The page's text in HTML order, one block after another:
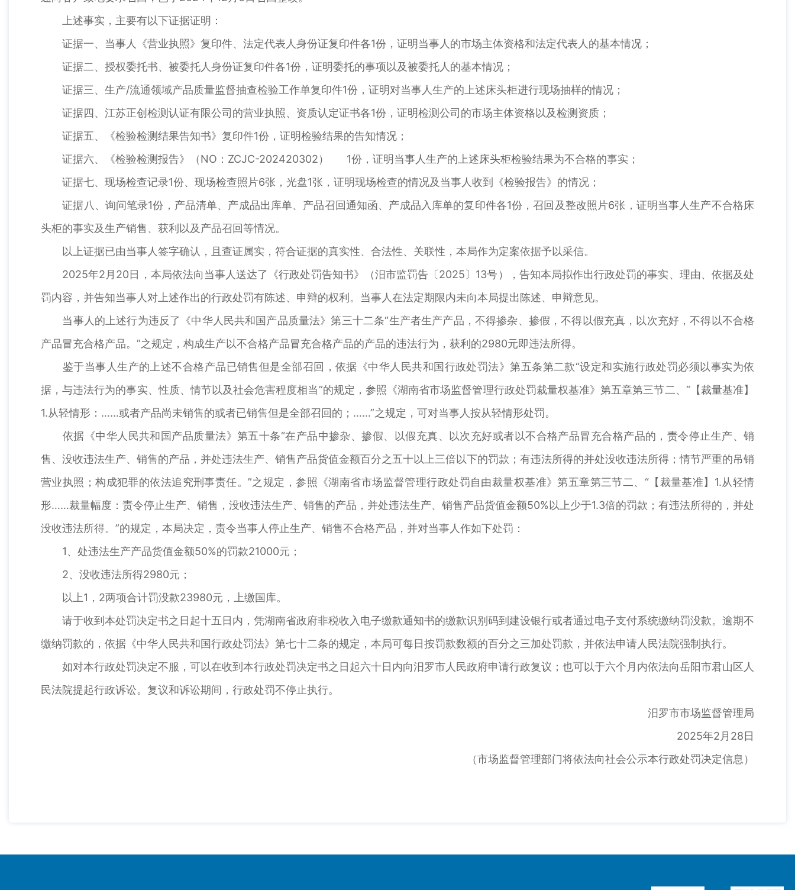
上述事实，主要有以下证据证明：
证据一、当事人《营业执照》复印件、法定代表人身份证复印件各1份，证明当事人的市场主体资格和法定代表人的基本情况；
证据二、授权委托书、被委托人身份证复印件各1份，证明委托的事项以及被委托人的基本情况；
证据三、生产/流通领域产品质量监督抽查检验工作单复印件1份，证明对当事人生产的上述床头柜进行现场抽样的情况；
证据四、江苏正创检测认证有限公司的营业执照、资质认定证书各1份，证明检测公司的市场主体资格以及检测资质；
证据五、《检验检测结果告知书》复印件1份，证明检验结果的告知情况；
证据六、《检验检测报告》（NO：ZCJC-202420302） 1份，证明当事人生产的上述床头柜检验结果为不合格的事实；
证据七、现场检查记录1份、现场检查照片6张，光盘1张，证明现场检查的情况及当事人收到《检验报告》的情况；
证据八、询问笔录1份，产品清单、产成品出库单、产品召回通知函、产成品入库单的复印件各1份，召回及整改照片6张，证明当事人生产不合格床
头柜的事实及生产销售、获利以及产品召回等情况。
以上证据已由当事人签字确认，且查证属实，符合证据的真实性、合法性、关联性，本局作为定案依据予以采信。
2025年2月20日，本局依法向当事人送达了《行政处罚告知书》（汨市监罚告〔2025〕13号），告知本局拟作出行政处罚的事实、理由、依据及处
罚内容，并告知当事人对上述作出的行政处罚有陈述、申辩的权利。当事人在法定期限内未向本局提出陈述、申辩意见。
当事人的上述行为违反了《中华人民共和国产品质量法》第三十二条“生产者生产产品，不得掺杂、掺假，不得以假充真，以次充好，不得以不合格
产品冒充合格产品。”之规定，构成生产以不合格产品冒充合格产品的产品的违法行为，获利的2980元即违法所得。
鉴于当事人生产的上述不合格产品已销售但是全部召回，依据《中华人民共和国行政处罚法》第五条第二款“设定和实施行政处罚必须以事实为依
据，与违法行为的事实、性质、情节以及社会危害程度相当”的规定，参照《湖南省市场监督管理行政处罚裁量权基准》第五章第三节二、“【裁量基准】
1.从轻情形：……或者产品尚未销售的或者已销售但是全部召回的；……”之规定，可对当事人按从轻情形处罚。
依据《中华人民共和国产品质量法》第五十条“在产品中掺杂、掺假、以假充真、以次充好或者以不合格产品冒充合格产品的，责令停止生产、销
售、没收违法生产、销售的产品，并处违法生产、销售产品货值金额百分之五十以上三倍以下的罚款；有违法所得的并处没收违法所得；情节严重的吊销
营业执照；构成犯罪的依法追究刑事责任。”之规定，参照《湖南省市场监督管理行政处罚自由裁量权基准》第五章第三节二、“【裁量基准】1.从轻情
形……裁量幅度：责令停止生产、销售，没收违法生产、销售的产品，并处违法生产、销售产品货值金额50%以上少于1.3倍的罚款；有违法所得的，并处
没收违法所得。”的规定，本局决定，责令当事人停止生产、销售不合格产品，并对当事人作如下处罚：
1、处违法生产产品货值金额50%的罚款21000元；
2、没收违法所得2980元；
以上1，2两项合计罚没款23980元，上缴国库。
请于收到本处罚决定书之日起十五日内，凭湖南省政府非税收入电子缴款通知书的缴款识别码到建设银行或者通过电子支付系统缴纳罚没款。逾期不
缴纳罚款的，依据《中华人民共和国行政处罚法》第七十二条的规定，本局可每日按罚款数额的百分之三加处罚款，并依法申请人民法院强制执行。
如对本行政处罚决定不服，可以在收到本行政处罚决定书之日起六十日内向汨罗市人民政府申请行政复议；也可以于六个月内依法向岳阳市君山区人
民法院提起行政诉讼。复议和诉讼期间，行政处罚不停止执行。
汨罗市市场监督管理局
2025年2月28日
（市场监督管理部门将依法向社会公示本行政处罚决定信息）